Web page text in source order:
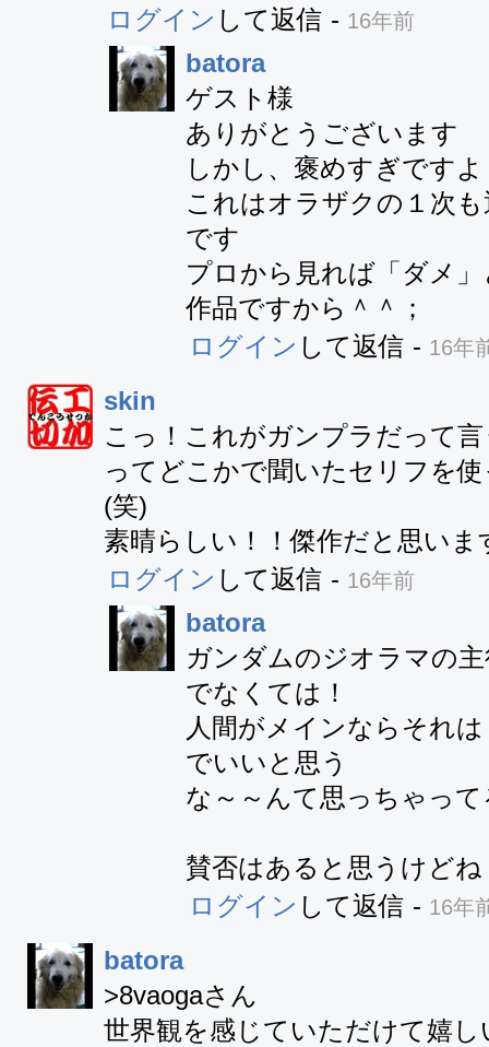
ログイン して返信 - 16年前
batora
ゲスト様
ありがとうございます
しかし、褒めすぎです
これはオラザクの１次
です
プロから見れば「ダメ
作品ですから＾＾；
ログイン して返信 - 16年
skin
こっ！これがガンプラだって
ってどこかで聞いたセリフを
(笑)
素晴らしい！！傑作だと思いま
ログイン して返信 - 16年前
batora
ガンダムのジオラマの
でなくては！
人間がメインならそれ
でいいと思う
な～～んて思っちゃっ
賛否はあると思うけどね
ログイン して返信 - 16年
batora
>8vaogaさん
世界観を感じていただけて嬉し